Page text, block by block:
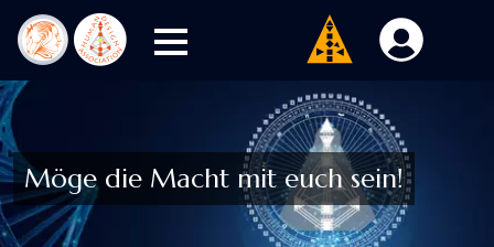
Möge die Macht mit euch sein!